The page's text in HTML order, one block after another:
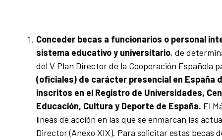
Conceder becas a funcionarios o personal
sistema educativo y universitario, de
del V Plan Director de la Cooperación Española
(oficiales) de carácter presencial en España
inscritos en el Registro de Universidades,
Educación, Cultura y Deporte de España. El
líneas de acción en las que se enmarcan las
Director (Anexo XIX). Para solicitar estas becas